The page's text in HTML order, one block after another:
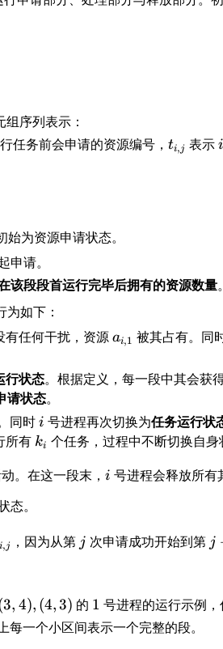
组序列表示：
a
_
}
,
_
1
)
(
a
{
,
{
i,
任务前会申请的资源编号， t
ti,j 表示i
i
为资源申请状态。
请。
该段段首运行完毕后拥有的资源数量。
如下：
有任何干扰，资源a
1
}
ai,1 被其占有。同
行状态。根据定义，每一段中其会获
请状态。
同时i
i 号进程再次切换为任务运行状
所有 k
i
ki 个任务，过程中不断切换自身
。在这一段末，i 号进程会释放所有
态。
i,j ，因为从第 j 次申请成功开始到第+
j
3, 4), (4,3) 的 1
1 号进程的运行示例，
一个小区间表示一个完整的段。